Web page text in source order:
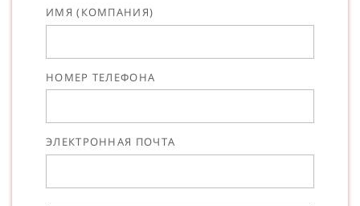
ИМЯ (КОМПАНИЯ)
НОМЕР ТЕЛЕФОНА
ЭЛЕКТРОННАЯ ПОЧТА